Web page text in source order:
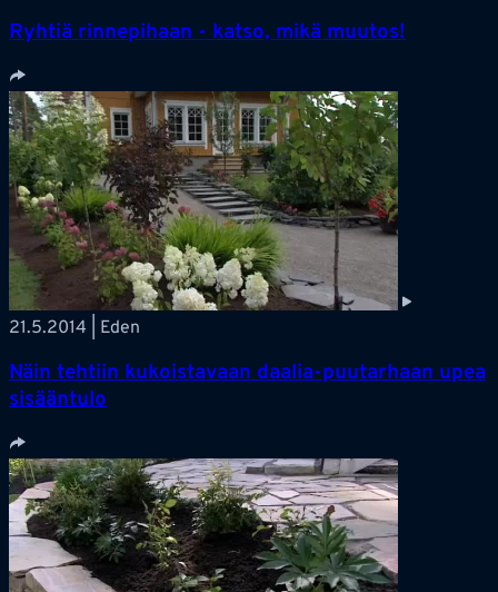
Ryhtiä rinnepihaan - katso, mikä muutos!
21.5.2014 | Eden
Näin tehtiin kukoistavaan daalia-puutarhaan upea
sisääntulo